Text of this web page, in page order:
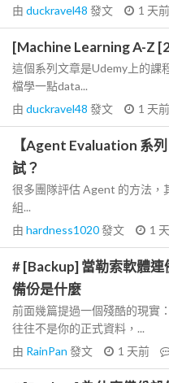
由 duckravel48 發文 1 天前
[Machine Learning A-Z
這個系列文章是Udemy上的課
檔學一點data...
由 duckravel48 發文 1 天前
【Agent Evaluation 系
試？
很多團隊評估 Agent 的方法
組...
由 hardness1020發文 1
# [Backup] 當勒索軟體
備份是什麼
前面幾篇提過一個殘酷的現實
往往不是你的正式資料，...
由 RainPan 發文 1 天前